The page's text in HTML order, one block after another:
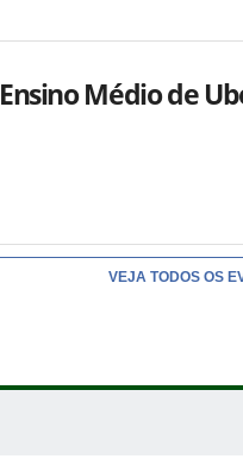
Médio de
VEJA TODOS OS